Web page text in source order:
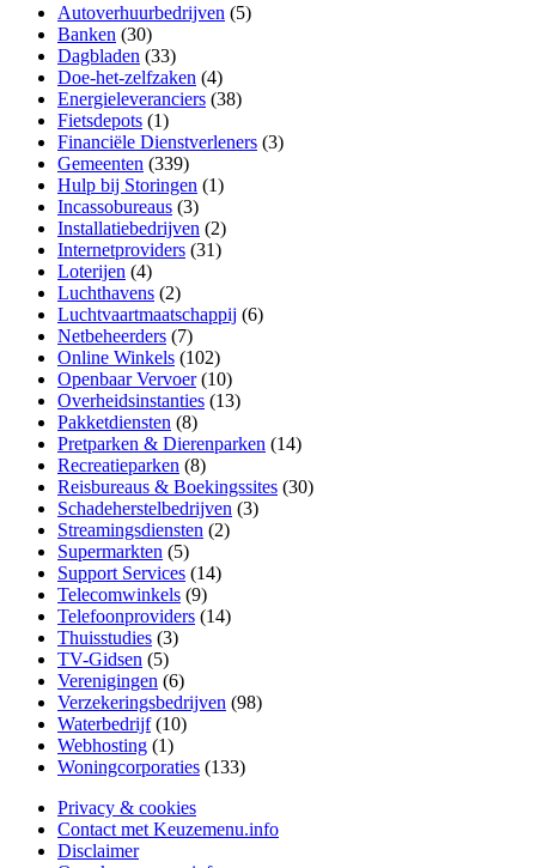
Autoverhuurbedrijven (5)
Banken (30)
Dagbladen (33)
Doe-het-zelfzaken (4)
Energieleveranciers (38)
Fietsdepots (1)
Financiële Dienstverleners (3)
Gemeenten (339)
Hulp bij Storingen (1)
Incassobureaus (3)
Installatiebedrijven (2)
Internetproviders (31)
Loterijen (4)
Luchthavens (2)
Luchtvaartmaatschappij (6)
Netbeheerders (7)
Online Winkels (102)
Openbaar Vervoer(10)
Overheidsinstanties (13)
Pakketdiensten (8)
Pretparken & Dierenparken (14)
Recreatieparken (8)
Reisbureaus & Boekingssites (30)
Schadeherstelbedrijven (3)
Streamingsdiensten (2)
Supermarkten (5)
Support Services (14)
Telecomwinkels (9)
Telefoonproviders (14)
Thuisstudies (3)
TV-Gidsen (5)
Verenigingen (6)
Verzekeringsbedrijven (98)
Waterbedrijf(10)
Webhosting (1)
Woningcorporaties (133)
Privacy & cookies
Contact met Keuzemenu.info
Disclaimer